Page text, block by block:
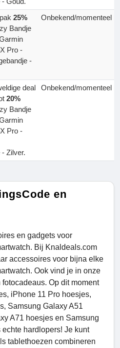
25%
Bandje
Pro -
-
Onbekend/momenteel
deal
20%
Bandje
Pro -
Zilver.
Onbekend/momenteel
en
en gadgets voor
Bij Knaldeals.com
accessoires voor bijna elke
Ook vind je in onze
Op dit moment
iPhone 11 Pro hoesjes,
Samsung Galaxy A51
A71 hoesjes en Samsung
hardlopers! Je kunt
tablethoezen combineren